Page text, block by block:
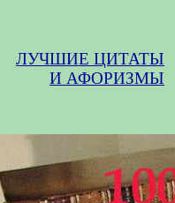
ЛУЧШИЕ ЦИТАТЫ
И АФОРИЗМЫ